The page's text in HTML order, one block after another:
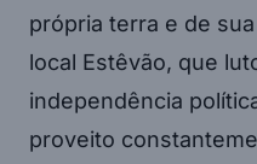
própria terra e de
local Estêvão, que
independência
proveito